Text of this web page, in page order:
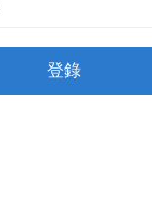
登錄